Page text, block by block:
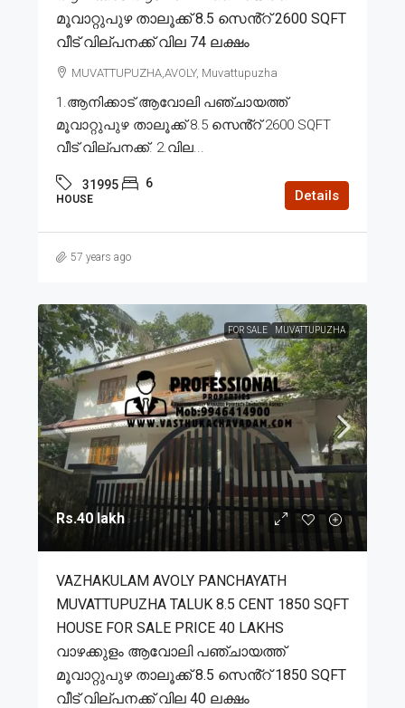
മൂവാറ്റുപുഴ താലൂക്ക് 8.5 സെൻ്റ് 2600 SQFT
വീട് വില്പനക്ക് വില 74 ലക്ഷം
MUVATTUPUZHA,AVOLY, Muvattupuzha
1.ആനിക്കാട് ആവോലി പഞ്ചായത്ത്
മൂവാറ്റുപുഴ താലൂക്ക് 8.5 സെൻ്റ് 2600 SQFT
വീട് വില്പനക്ക്. 2.വില...
31995 6
HOUSE Details
57 years ago
FOR SALE MUVATTUPUZHA
Rs.40 lakh
VAZHAKULAM AVOLY PANCHAYATH
MUVATTUPUZHA TALUK 8.5 CENT 1850 SQFT
HOUSE FOR SALE PRICE 40 LAKHS
വാഴക്കുളം ആവോലി പഞ്ചായത്ത്
മൂവാറ്റുപുഴ താലൂക്ക് 8.5 സെൻ്റ് 1850 SQFT
വീട് വില്പനക്ക് വില 40 ലക്ഷം